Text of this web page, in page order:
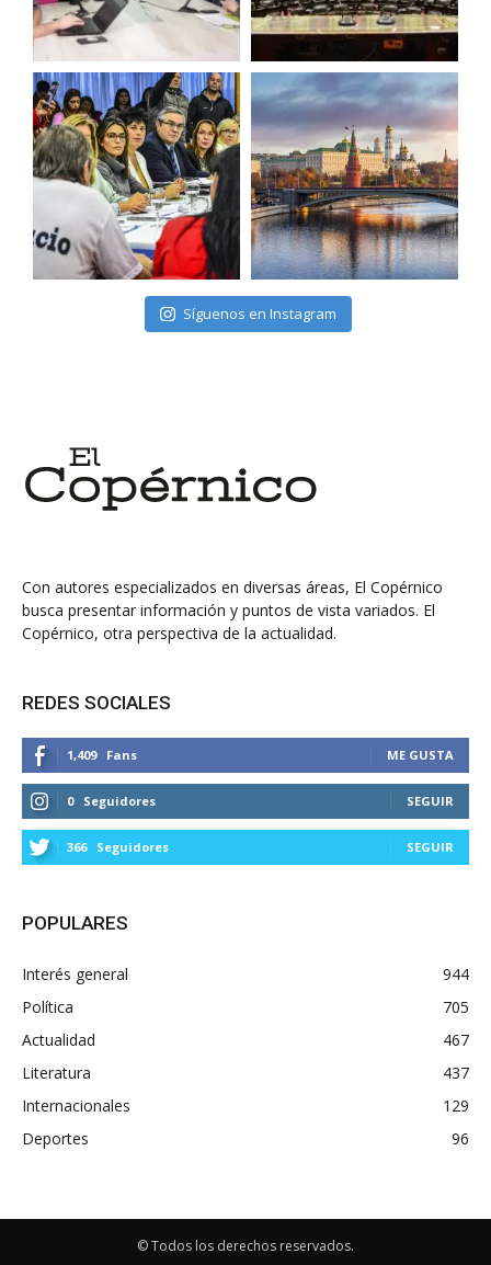
Síguenos en Instagram
Con autores especializados en diversas áreas, El Copérnico
busca presentar información y puntos de vista variados. El
Copérnico, otra perspectiva de la actualidad.
REDES SOCIALES
1,409 Fans ME GUSTA
0 Seguidores SEGUIR
366 Seguidores SEGUIR
POPULARES
Interés general
944
Política
705
Actualidad
467
Literatura
437
Internacionales
129
Deportes
96
© Todos los derechos reservados.